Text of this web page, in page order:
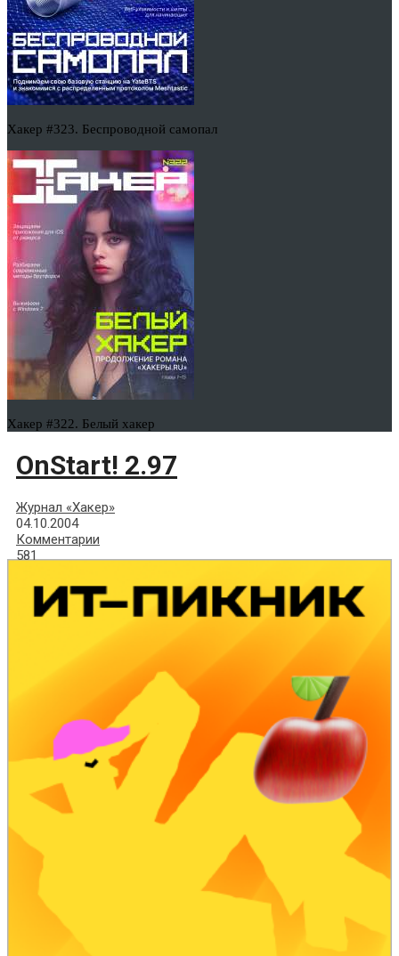
Хакер #323. Беспроводной самопал
Хакер #322. Белый хакер
OnStart! 2.97
Журнал «Хакер»
04.10.2004
Комментарии
581